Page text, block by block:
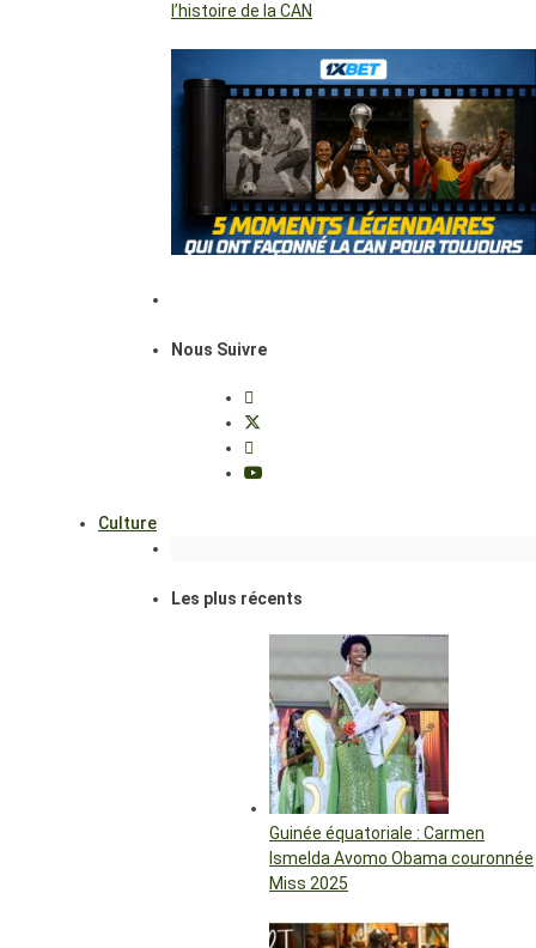
l’histoire de la CAN
Nous Suivre
Culture
Les plus récents
Guinée équatoriale : Carmen
Ismelda Avomo Obama couronnée
Miss 2025